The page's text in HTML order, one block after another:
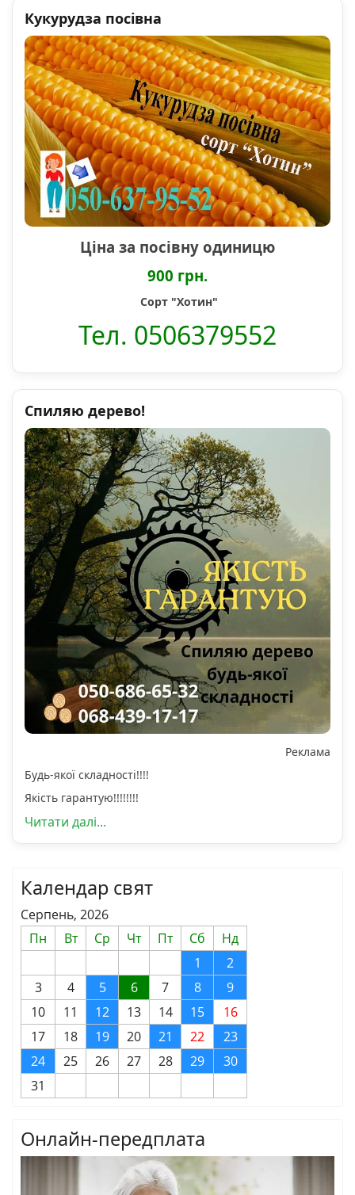
Кукурудза посівна
Ціна за посівну одиницю
900 грн.
Сорт "Хотин"
Тел. 0506379552
Спиляю дерево!
Реклама
Будь-якої складності!!!!
Якість гарантую!!!!!!!!
Читати далі...
Календар свят
Серпень, 2026
Пн
Вт Ср Чт Пт Сб
Нд
1
2
3
4 5 6 7 8
9
10
11 12 13 14 15
16
17
18 19 20 21 22
23
24
25 26 27 28 29
30
31
Онлайн-передплата